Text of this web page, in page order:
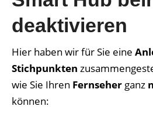
deaktivieren
Hier haben wir für Sie eine
Stichpunkten
wie Sie Ihren Fernseher ganz
können: